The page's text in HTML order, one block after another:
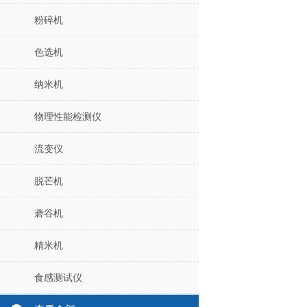
粉碎机
色选机
纳米机
物理性能检测仪
流变仪
脱芒机
砻谷机
精米机
食感测试仪